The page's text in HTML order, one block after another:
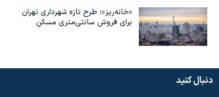
«خانه‌ریز»؛ طرح تازه شهرداری تهران
برای فروش سانتی‌متری مسکن
دنبال کنید